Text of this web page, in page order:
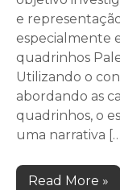
e
especialmente
quadrinhos
Utilizando o
abordando as
quadrinhos, o
uma narrativa […]
Read More »